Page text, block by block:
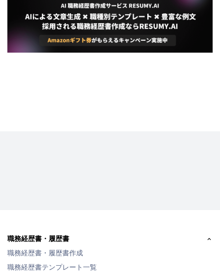
職務経歴書・履歴書
職務経歴書・履歴書作成
職務経歴書テンプレート一覧